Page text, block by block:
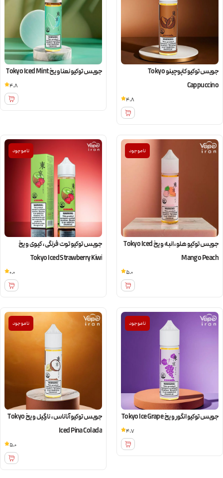
جویس توکیو کاپوچینو Tokyo
Cappuccino
4.8
جویس توکیو نعنا و یخ Tokyo Iced Mint
4.8
ناموجود
جویس توکیو هلو، انبه و یخ Tokyo Iced
Mango Peach
5.0
ناموجود
جویس توکیو توت فرنگی، کیوی و یخ
Tokyo Iced Strawberry Kiwi
0.0
ناموجود
جویس توکیو انگور و یخ Tokyo Ice Grape
4.7
ناموجود
جویس توکیو آناناس، نارگیل و یخ Tokyo
Iced Pina Colada
5.0